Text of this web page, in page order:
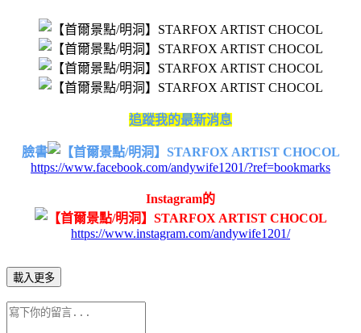
追蹤我的最新消息
臉書
https://www.facebook.com/andywife1201/?ref=bookmarks
Instagram的
https://www.instagram.com/andywife1201/
載入更多